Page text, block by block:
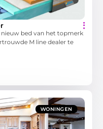
nieuw bed van het topmerk
M line dealer te
WONINGEN